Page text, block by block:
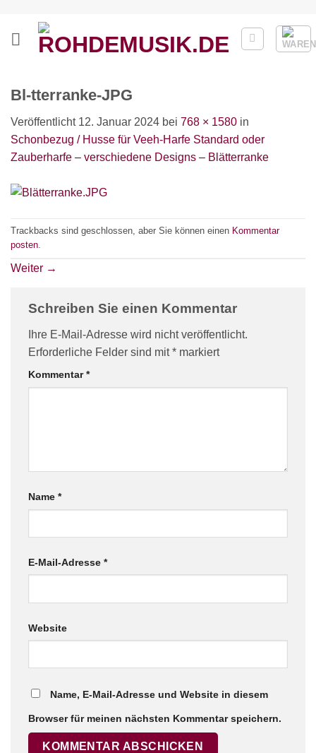
springen
Bl-tterranke-JPG
Veröffentlicht 12. Januar 2024 bei 768 × 1580 in
Schonbezug / Husse für Veeh-Harfe Standard oder
Zauberharfe – verschiedene Designs – Blätterranke
Trackbacks sind geschlossen, aber Sie können einen Kommentar
posten
Weiter →
Schreiben Sie einen Kommentar
Ihre E-Mail-Adresse wird nicht veröffentlicht.
Erforderliche Felder sind mit* markiert
Kommentar*
Name *
E-Mail-Adresse *
Website
Name, E-Mail-Adresse und Website in diesem
Browser für meinen nächsten Kommentar speichern.